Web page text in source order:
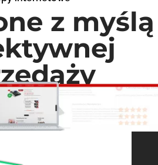
z myślą